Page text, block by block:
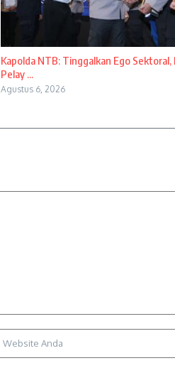
Kapolda NTB: Tinggalkan Ego
Pelay ...
Agustus 6, 2026